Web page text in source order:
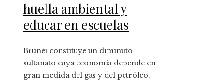
huella ambiental y
educar en escuelas
Brunéi constituye un diminuto
sultanato cuya economía depende en
gran medida del gas y del petróleo.